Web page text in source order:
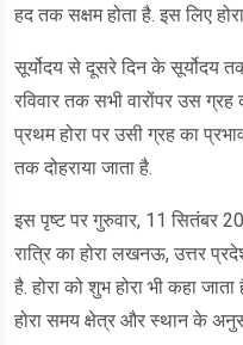
हद तक सक्षम होता है. इस लिए
सूर्योदय से दूसरे दिन के सूर्योदय
रविवार तक सभी वारोंपर उस
प्रथम होरा पर उसी ग्रह का
तक दोहराया जाता है.
इस पृष्ट पर गुरुवार, 11
रात्रि का होरा लखनऊ, उत्तर
है. होरा को शुभ होरा भी कहा
होरा समय क्षेत्र और स्थान के